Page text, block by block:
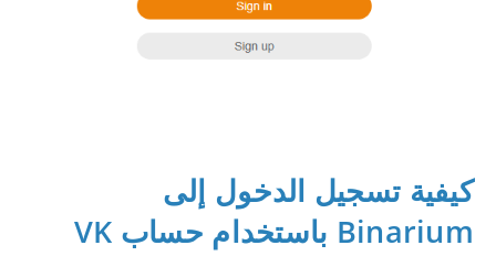
كيفية تسجيل الدخول إلى
Binarium باستخدام حساب VK